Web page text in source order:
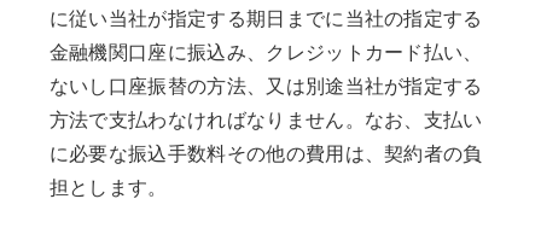
に従い当社が指定する期日までに当社の指定する
金融機関口座に振込み、クレジットカード払い、
ないし口座振替の方法、又は別途当社が指定する
方法で支払わなければなりません。なお、支払い
に必要な振込手数料その他の費用は、契約者の負
担とします。